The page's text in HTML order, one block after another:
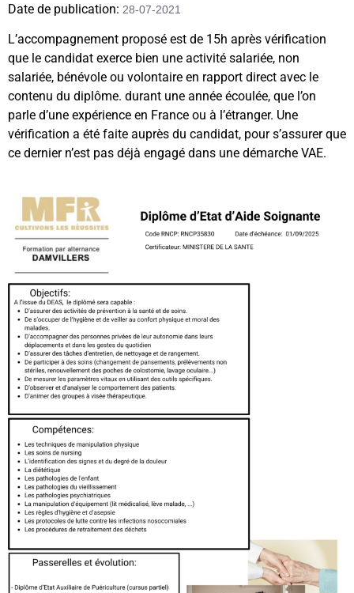
Date de publication: 28-07-2021
L’accompagnement proposé est de 15h après vérification
que le candidat exerce bien une activité salariée, non
salariée, bénévole ou volontaire en rapport direct avec le
contenu du diplôme. durant une année écoulée, que l’on
parle d’une expérience en France ou à l’étranger. Une
vérification a été faite auprès du candidat, pour s’assurer que
ce dernier n’est pas déjà engagé dans une démarche VAE.